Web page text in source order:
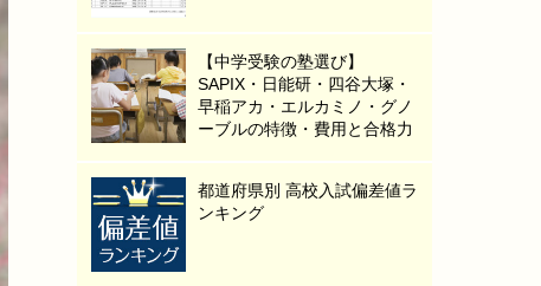
【中学受験の塾選び】
SAPIX・日能研・四谷大塚・
早稲アカ・エルカミノ・グノ
ーブルの特徴・費用と合格力
都道府県別 高校入試偏差値ラ
ンキング